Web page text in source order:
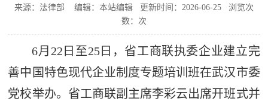
来源：法律部 编辑：本站编辑 更新时间：2026-06-25 浏览次
数： 次
6月22日至25日，省工商联执委企业建立完
善中国特色现代企业制度专题培训班在武汉市委
党校举办。省工商联副主席李彩云出席开班式并